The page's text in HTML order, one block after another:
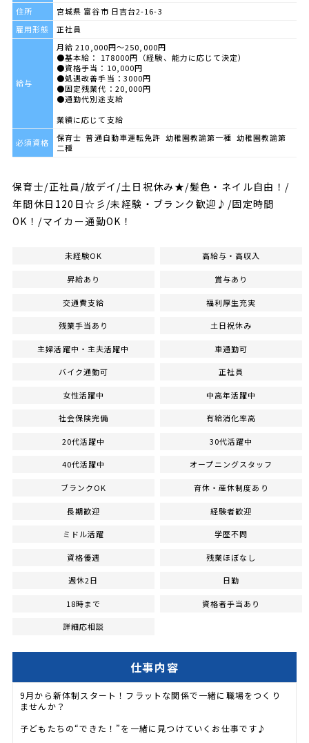
住所
宮城県 富谷市 日吉台2-16-3
雇用形態
正社員
給与
月給 210,000円～250,000円
●基本給： 178000円（経験、能力に応じて決定）
●資格手当：10,000円
●処遇改善手当：3000円
●固定残業代：20,000円
●通勤代別途支給
業績に応じて支給
必須資格
保育士 普通自動車運転免許 幼稚園教諭第一種 幼稚園教諭第
二種
保育士/正社員/放デイ/土日祝休み★/髪色・ネイル自由！/
年間休日120日☆彡/未経験・ブランク歓迎♪/固定時間
OK！/マイカー通勤OK！
未経験OK 高給与・高収入
昇給あり 賞与あり
交通費支給 福利厚生充実
残業手当あり 土日祝休み
主婦活躍中・主夫活躍中 車通勤可
バイク通勤可 正社員
女性活躍中 中高年活躍中
社会保険完備 有給消化率高
20代活躍中 30代活躍中
40代活躍中 オープニングスタッフ
ブランクOK 育休・産休制度あり
長期歓迎 経験者歓迎
ミドル活躍 学歴不問
資格優遇 残業ほぼなし
週休2日 日勤
18時まで 資格者手当あり
詳細応相談
仕事内容
9月から新体制スタート！フラットな関係で一緒に職場をつくり
ませんか？
子どもたちの“できた！”を一緒に見つけていくお仕事です♪